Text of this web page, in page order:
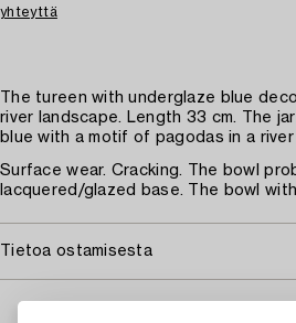
yhteyttä
The tureen with underglaze blue
river landscape. Length 33 cm. The
blue with a motif of pagodas in a
Surface wear. Cracking. The bowl
lacquered/glazed base. The bowl
Tietoa ostamisesta